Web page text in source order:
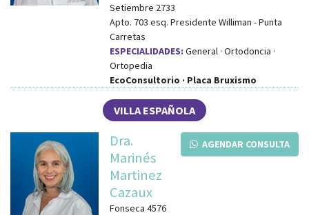
Setiembre 2733
Apto. 703 esq. Presidente Williman -Punta
Carretas
ESPECIALIDADES: General · Ortodoncia ·
Ortopedia
EcoConsultorio · Placa Bruxismo
VILLA ESPAÑOLA
AGENDAR CONSULTA
Dra.
Marinés
Martinez
Cazaux
Fonseca 4576